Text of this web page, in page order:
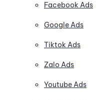
Facebook Ads
Google Ads
Tiktok Ads
Zalo Ads
Youtube Ads